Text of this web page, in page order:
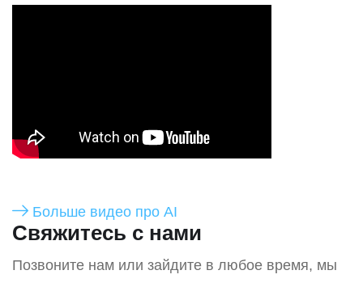
Больше видео про AI
Свяжитесь с нами
Позвоните нам или зайдите в любое время, мы